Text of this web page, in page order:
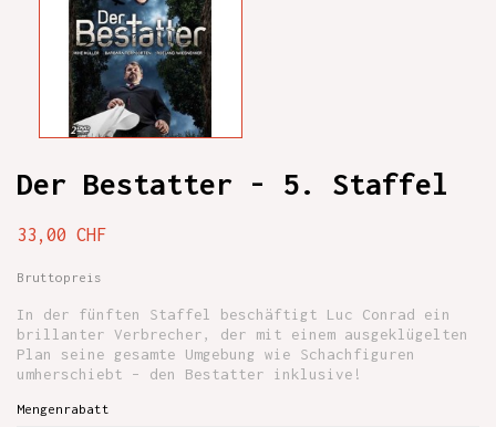
Der Bestatter - 5. Staffel
33,00 CHF
Bruttopreis
In der fünften Staffel beschäftigt Luc Conrad ein
brillanter Verbrecher, der mit einem ausgeklügelten
Plan seine gesamte Umgebung wie Schachfiguren
umherschiebt – den Bestatter inklusive!
Mengenrabatt